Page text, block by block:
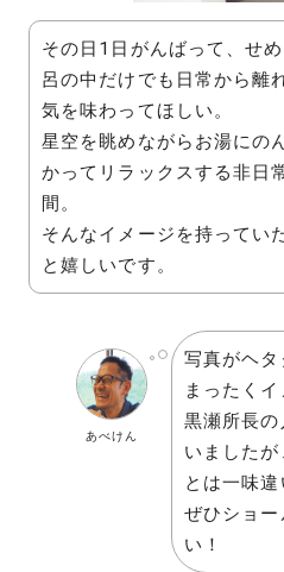
その日1日がんばって、せ
呂の中だけでも日常から離
気を味わってほしい。
星空を眺めながらお湯にの
かってリラックスする非日
間。
そんなイメージを持ってい
と嬉しいです。
あべけん
写真がヘ
まったく
黒瀬所長の
いました
とは一味違
ぜひショー
い！